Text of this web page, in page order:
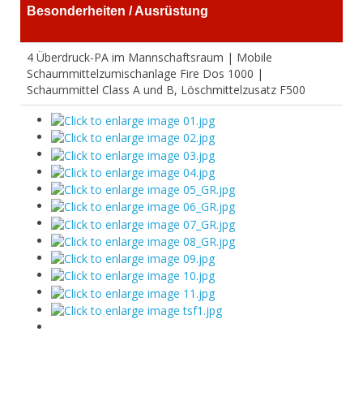
Besonderheiten / Ausrüstung
4 Überdruck-PA im Mannschaftsraum | Mobile
Schaummittelzumischanlage Fire Dos 1000 |
Schaummittel Class A und B, Löschmittelzusatz F500